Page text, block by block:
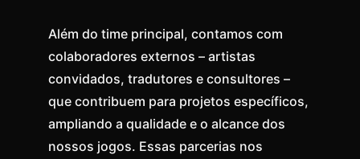
Além do time principal, contamos com
colaboradores externos – artistas
convidados, tradutores e consultores –
que contribuem para projetos específicos,
ampliando a qualidade e o alcance dos
nossos jogos. Essas parcerias nos